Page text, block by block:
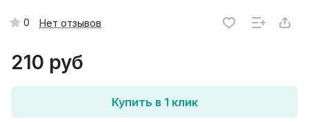
0 Нет отзывов
210 руб
Купить в 1 клик